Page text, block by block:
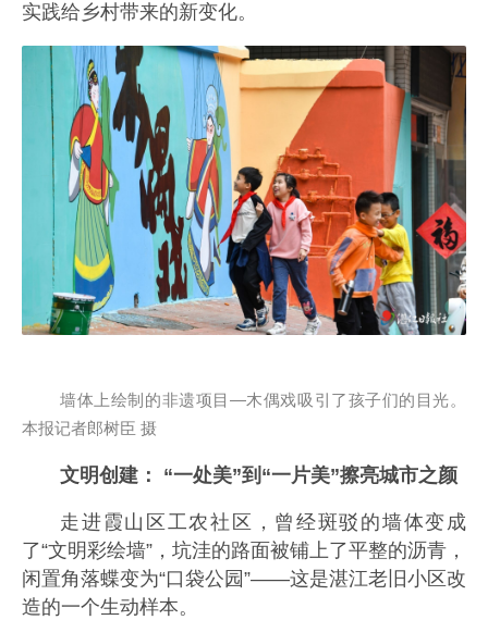
实践给乡村带来的新变化。
墙体上绘制的非遗项目—木偶戏吸引了孩子们的目光。
本报记者郎树臣 摄
文明创建： “一处美”到“一片美”擦亮城市之颜
走进霞山区工农社区，曾经斑驳的墙体变成
了“文明彩绘墙”，坑洼的路面被铺上了平整的沥青，
闲置角落蝶变为“口袋公园”——这是湛江老旧小区改
造的一个生动样本。